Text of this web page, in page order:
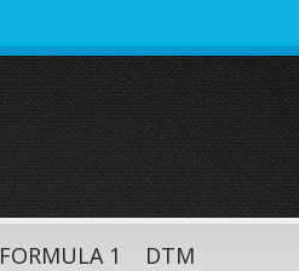
FORMULA 1 DTM